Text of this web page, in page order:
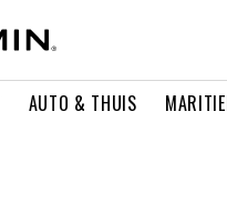
AUTO & THUIS